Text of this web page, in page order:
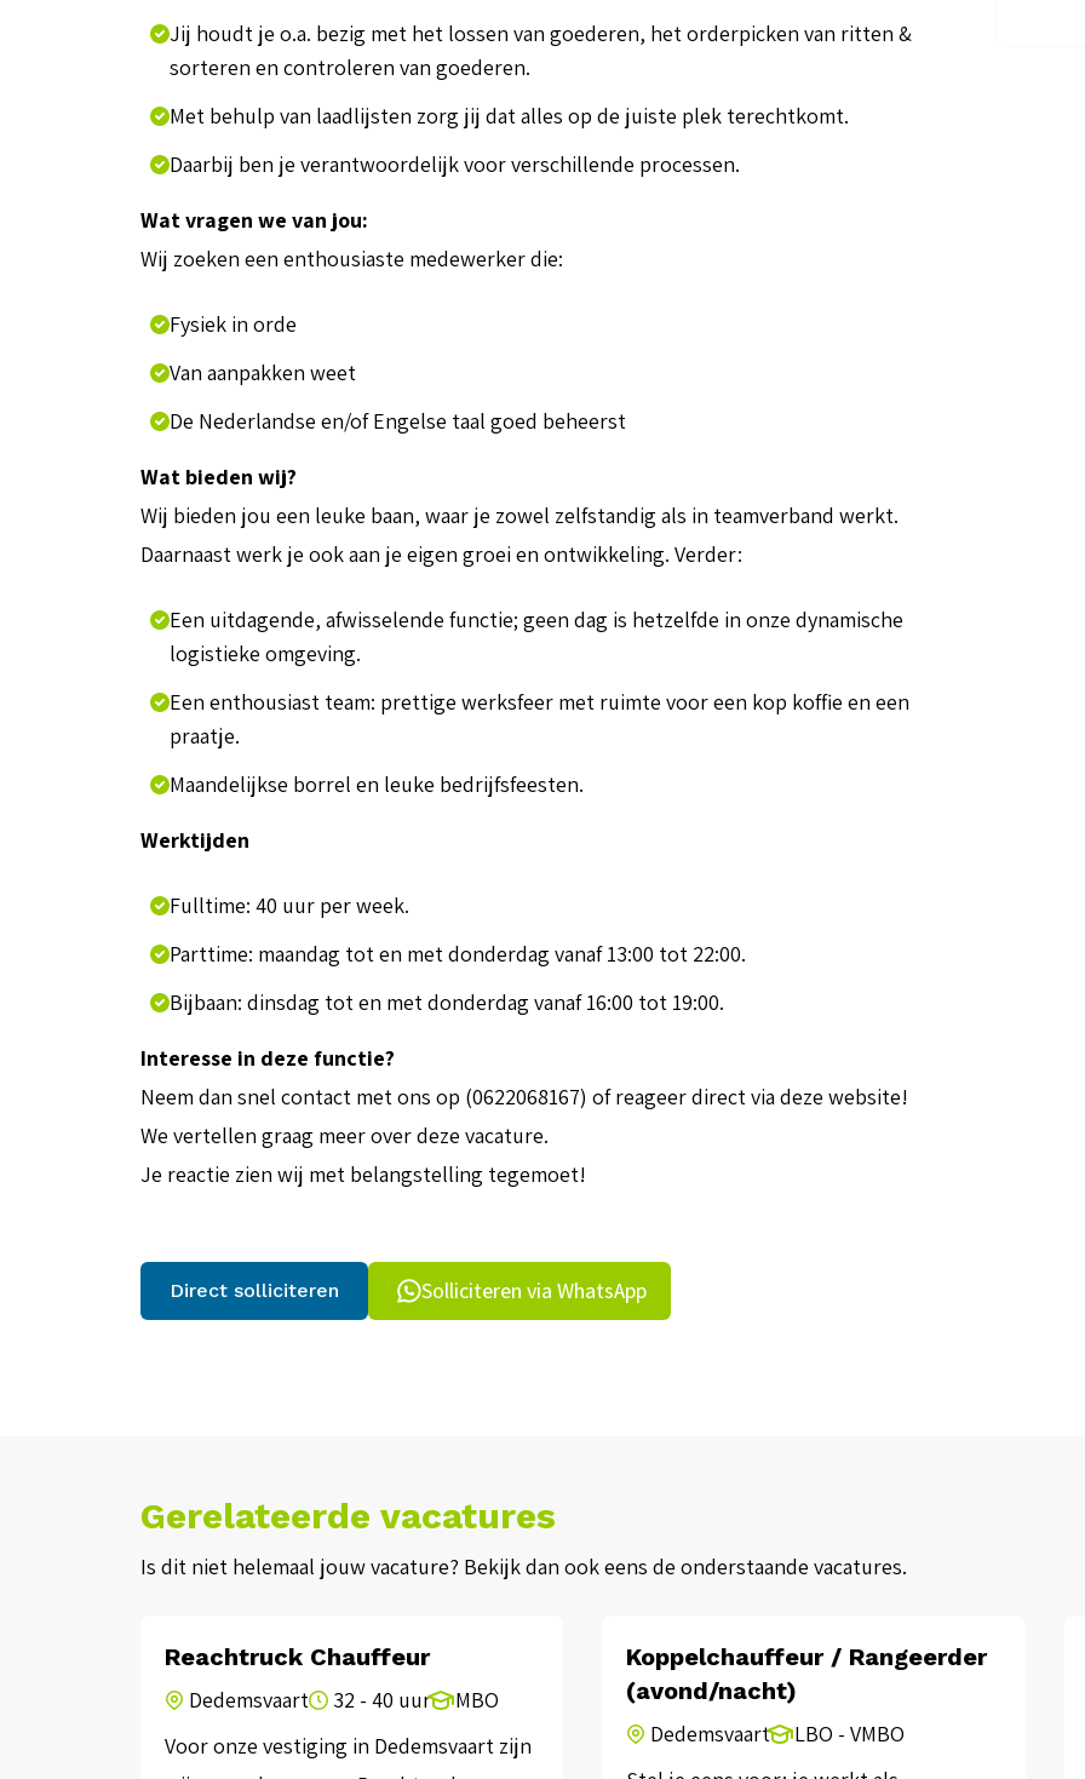
Jij houdt je o.a. bezig met het lossen van goederen, het orderpicken van ritten &
sorteren en controleren van goederen.
Met behulp van laadlijsten zorg jij dat alles op de juiste plek terechtkomt.
Daarbij ben je verantwoordelijk voor verschillende processen.
Wat vragen we van jou:
Wij zoeken een enthousiaste medewerker die:
Fysiek in orde
Van aanpakken weet
De Nederlandse en/of Engelse taal goed beheerst
Wat bieden wij?
Wij bieden jou een leuke baan, waar je zowel zelfstandig als in teamverband werkt.
Daarnaast werk je ook aan je eigen groei en ontwikkeling. Verder:
Een uitdagende, afwisselende functie; geen dag is hetzelfde in onze dynamische
logistieke omgeving.
Een enthousiast team: prettige werksfeer met ruimte voor een kop koffie en een
praatje.
Maandelijkse borrel en leuke bedrijfsfeesten.
Werktijden
Fulltime: 40 uur per week.
Parttime: maandag tot en met donderdag vanaf 13:00 tot 22:00.
Bijbaan: dinsdag tot en met donderdag vanaf 16:00 tot 19:00.
Interesse in deze functie?
Neem dan snel contact met ons op (0622068167) of reageer direct via deze website!
We vertellen graag meer over deze vacature.
Je reactie zien wij met belangstelling tegemoet!
Direct solliciteren Solliciteren via WhatsApp
Gerelateerde vacatures
Is dit niet helemaal jouw vacature? Bekijk dan ook eens de onderstaande vacatures.
Reachtruck Chauffeur
Dedemsvaart 32 - 40 uur
MBO
Voor onze vestiging in Dedemsvaart zijn
Koppelchauffeur / Rangeerder
(avond/nacht)
Dedemsvaart
LBO - VMBO